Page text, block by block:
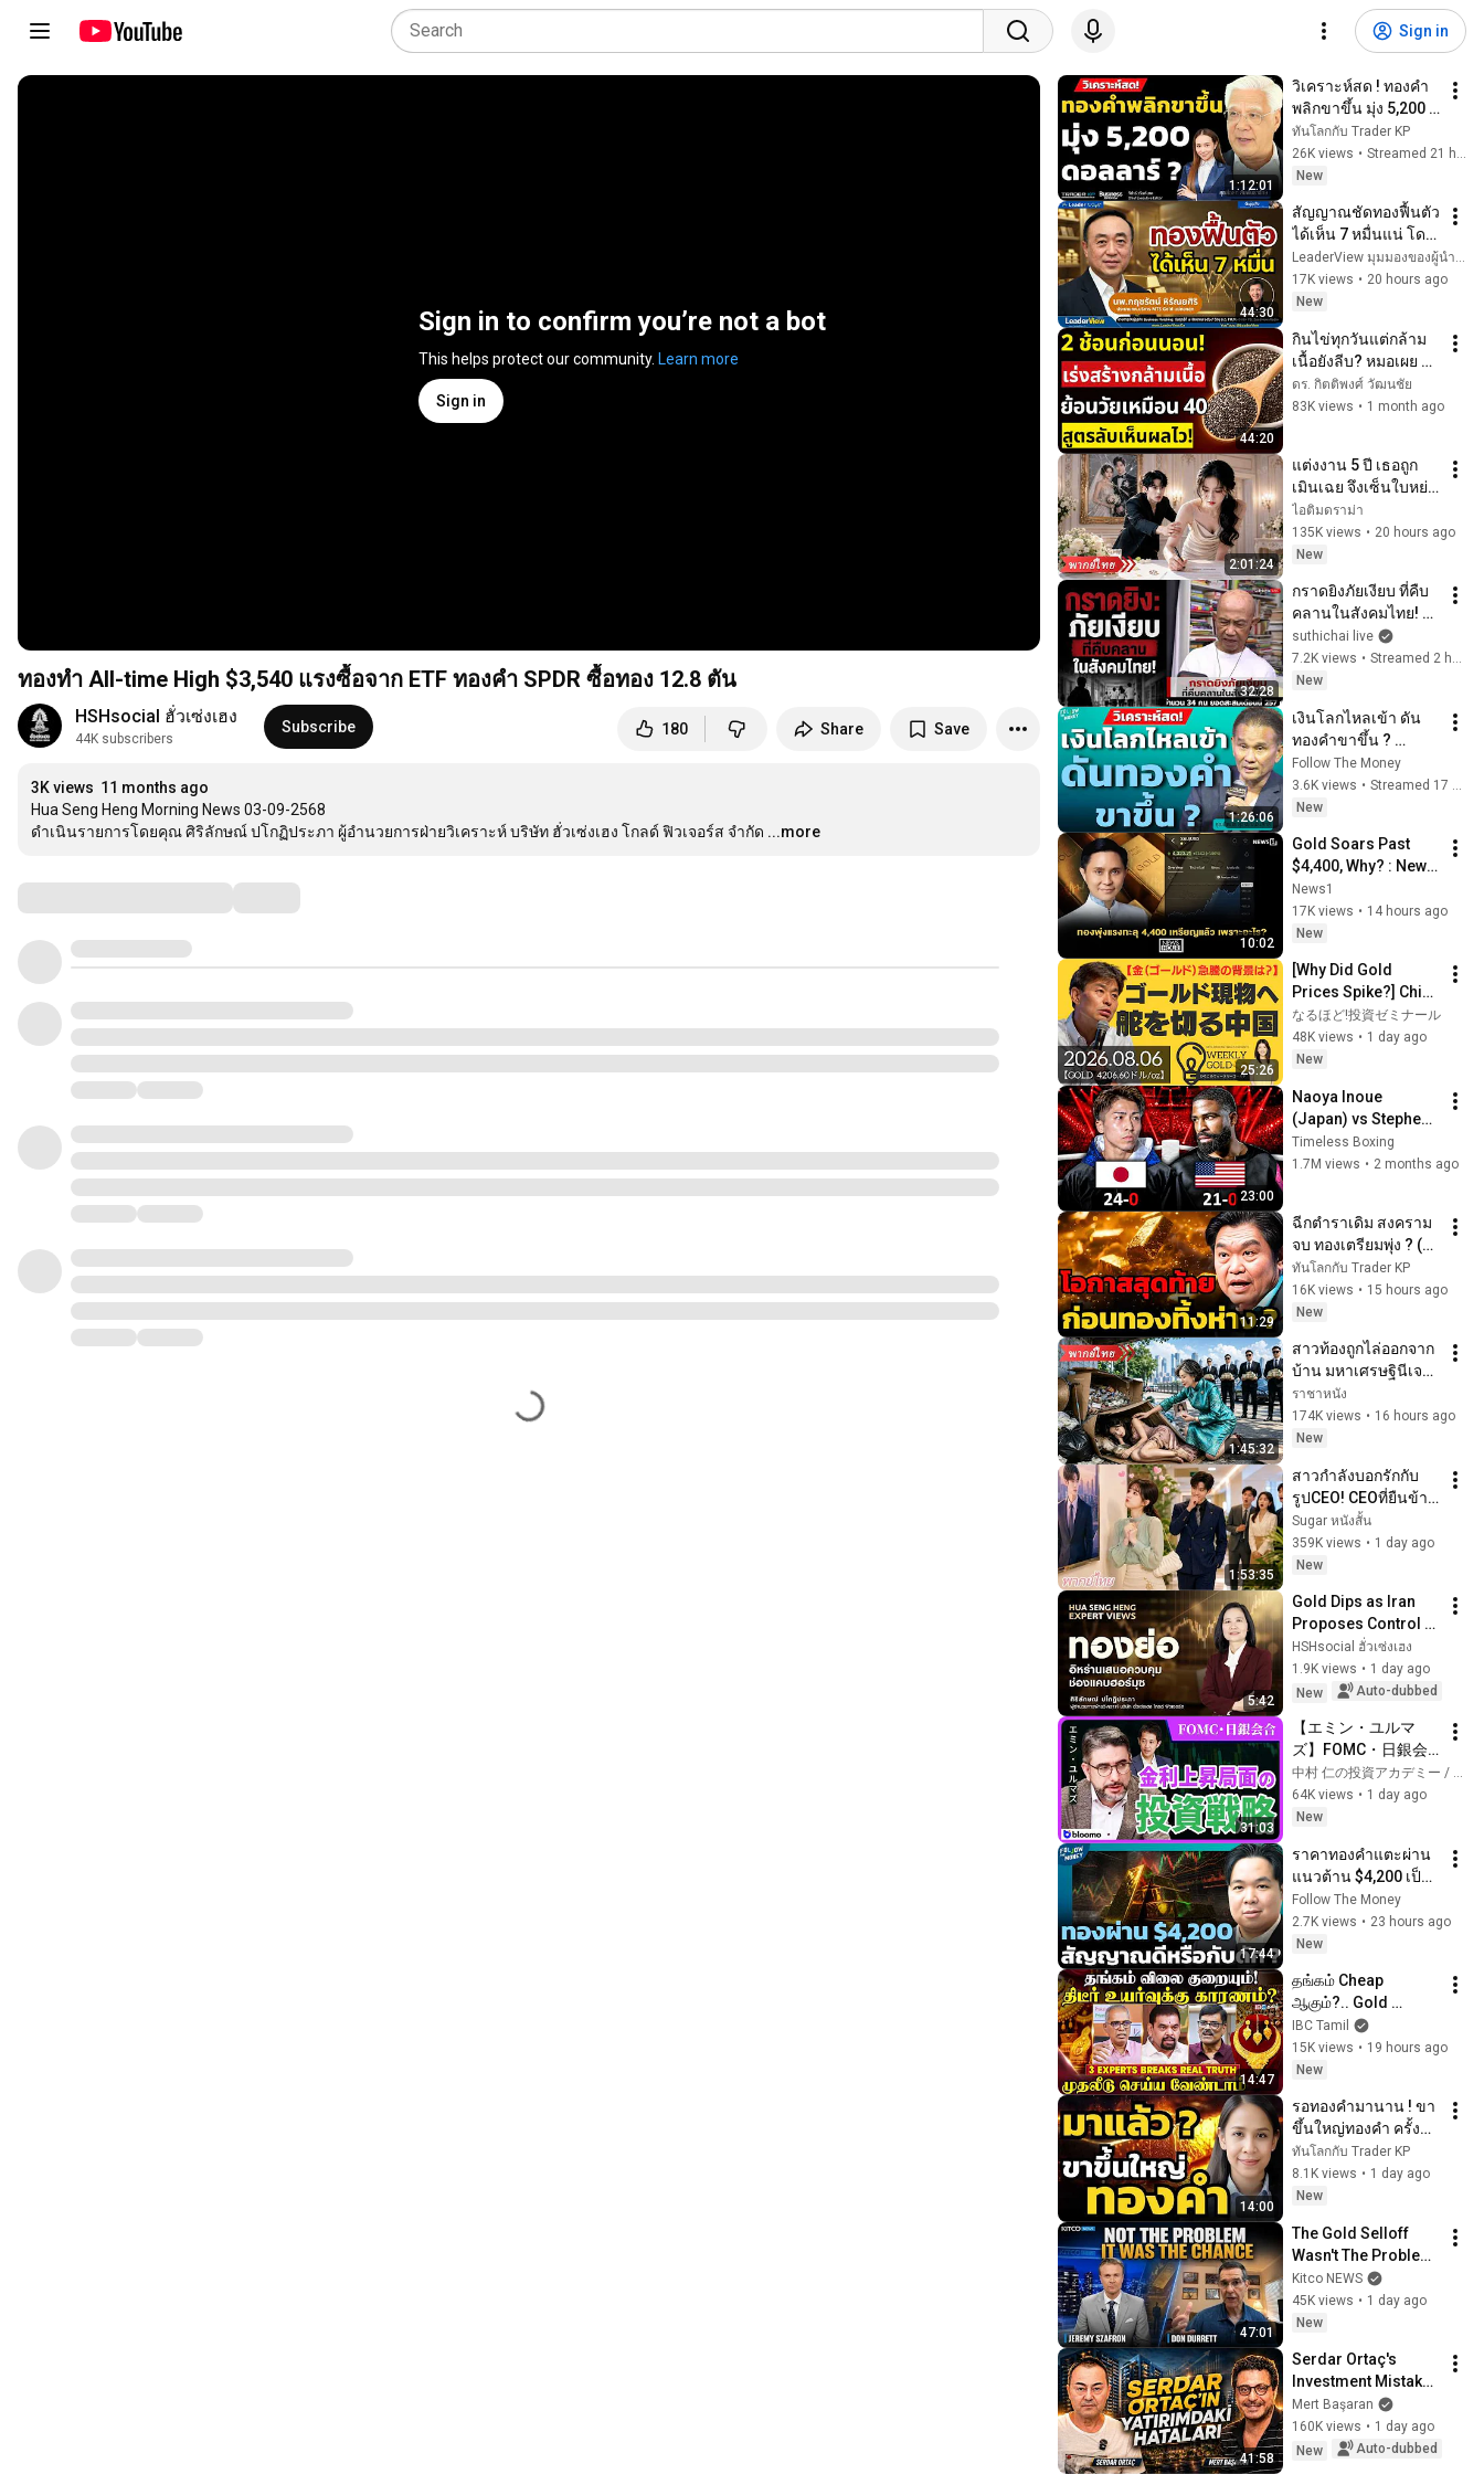
Sign in
Sign in to confirm you’re not a bot
This helps protect our community. Learn more
Sign in
ทองทำ All-time High $3,540 แรงซื้อจาก ETF ทองคำ SPDR ซื้อทอง 12.8 ตัน
HSHsocial ฮั่วเซ่งเฮง
44K subscribers
Subscribe 180 Share Save
3K views 11 months ago
Hua Seng Heng Morning News 03-09-2568
ดำเนินรายการโดยคุณ ศิริลักษณ์ ปโกฏิประภา ผู้อำนวยการฝ่ายวิเคราะห์ บริษัท ฮั่วเซ่งเฮง โกลด์ ฟิวเจอร์ส จำกัด ...more
1:12:01
วิเคราะห์สด ! ทองคำ
พลิกขาขึ้น มุ่ง 5,200
ดอลลาร์ ? (โฉลก สัม
พันธารักษ์)
ทันโลกกับ Trader KP
26K views •
Streamed 21 hours ago
New
44:30
สัญญาณชัดทองฟื้นตัว
ได้เห็น 7 หมื่นแน่ โดย
นพ.กฤชรัตน์ หิรัณยศิริ
ประธาน กก.กลุ่ม MTS
Gold แม่ทองสุก
LeaderView มุมมองของผู้นำตัวจริง
17K views • 20 hours ago
New
44:20
กินไข่ทุกวันแต่กล้าม
เนื้อยังลีบ? หมอเผย 5
เมล็ดพืชสร้างกล้าม
เนื้อ ดีกว่าไข่ ผู้สูงอายุ
ดร. กิตติพงศ์ วัฒนชัย
83K views • 1 month ago
2:01:24
แต่งงาน 5 ปี เธอถูก
เมินเฉย จึงเซ็นใบหย่า
แล้วจากไป คราวนี้ซีอี
โอกลับวางสารพัด
แผนง้อคืนดี!
ไอติมดราม่า
135K views • 20 hours ago
New
32:28
กราดยิงภัยเงียบ ที่คืบ
คลานในสังคมไทย!
Suthichai Live 8-8-
2569
suthichai live
7.2K views •
Streamed 2 hours ago
New
1:26:06
เงินโลกไหลเข้า ดัน
ทองคำขาขึ้น ?
(นิพนธ์
สุวรรณประสิทธิ์)
Follow The Money
3.6K views •
New
10:02
Gold Soars Past
$4,400, Why? : News
Hour 08/07/26
News1
17K views • 14 hours ago
New
25:26
[Why Did Gold
Prices Spike?] China
Shifts Toward
Physical Gold
Investment
Specia...
なるほど!投資ゼミナール
48K views • 1 day ago
New
23:00
Naoya Inoue
(Japan) vs Stephen
Fulton (USA) | Full
Fight Highlights
Timeless Boxing
1.7M views • 2 months ago
11:29
ฉีกตำราเดิม สงคราม
จบ ทองเตรียมพุ่ง ? (สุ
วัฒน์ สินสาฎก)
ทันโลกกับ Trader KP
16K views • 15 hours ago
New
1:45:32
สาวท้องถูกไล่ออกจาก
บ้าน มหาเศรษฐินีเจอ
ปุ๊บรู้ว่าเป็นสายเลือด
เดียวกัน จึงรับเข้า
ตระกูลและตามใจ
ราชาหนัง
174K views • 16 hours ago
New
1:53:35
สาวกำลังบอกรักกับ
รูปCEO! CEOที่ยืนข้าง
หลังได้ยินแล้วก็
ตกหลุมรักเธอ!
Sugar หนังสั้น
359K views • 1 day ago
New
5:42
Gold Dips as Iran
Proposes Control
Over Strait of
Hormuz
HSHsocial ฮั่วเซ่งเฮง
1.9K views • 1 day ago
New
Auto-dubbed
31:03
【エミン・ユルマ
ズ】FOMC・日銀会
合、日米金融政策の
行方は?ドル円170円
の条件と金利上昇局
中村 仁の投資アカデミー / ブルーモ証券
64K views • 1 day ago
New
17:44
ราคาทองคำแตะผ่าน
แนวต้าน $4,200 เป็น
จุดจบขาลงหรือแค่สับ
หลอก ?
Follow The Money
2.7K views • 23 hours ago
New
14:47
தங்கம் Cheap
ஆகும்?.. Gold
Investment இலாபம்
கொடுக்குமா? - 3
Experts Predictions
IBC Tamil
15K views • 19 hours ago
New
14:00
รอทองคำมานาน ! ขา
ขึ้นใหญ่ทองคำ ครั้งนี้
ของจริงไหม ?
ทันโลกกับ Trader KP
8.1K views • 1 day ago
New
47:01
The Gold Selloff
Wasn't The Problem;
It Was The
Opportunity | Don
Durrett
Kitco NEWS
45K views • 1 day ago
New
41:58
Serdar Ortaç's
Investment Mistakes
| Serdar Ortaç &
Mert Başaran
Mert Başaran
160K views • 1 day ago
New
Auto-dubbed